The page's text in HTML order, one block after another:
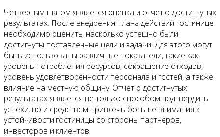
Четвертым шагом является оценка и отчет о достигнутых
результатах. После внедрения плана действий гостинице
необходимо оценить, насколько успешно были
достигнуты поставленные цели и задачи. Для этого могут
быть использованы различные показатели, такие как
уровень потребления ресурсов, сокращение отходов,
уровень удовлетворенности персонала и гостей, а также
влияние на местную общину. Отчет о достигнутых
результатах является не только способом подтвердить
успехи, но и средством привлечь больше внимания к
устойчивости гостиницы со стороны партнеров,
инвесторов и клиентов.